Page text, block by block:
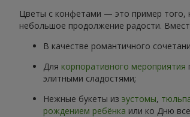
Цветы с конфетами — это пример того,
небольшое продолжение радости.
В качестве романтичного
Для корпоративного мероприятия
элитными сладостями;
Нежные букеты из эустомы,
рождением ребёнка или ко Дню